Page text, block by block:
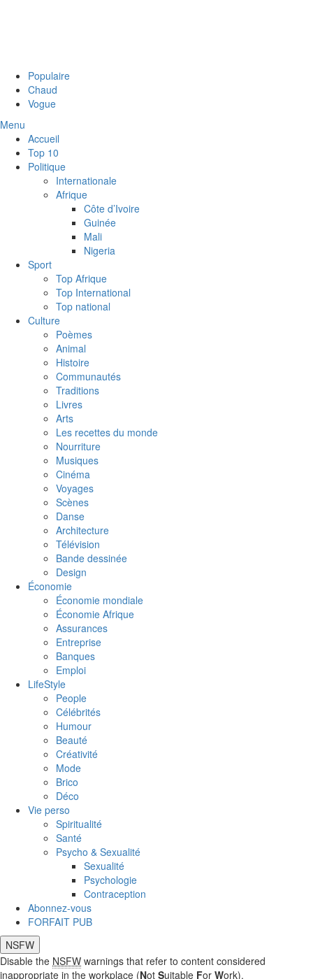
Populaire
Chaud
Vogue
Menu
Accueil
Top 10
Politique
Internationale
Afrique
Côte d’Ivoire
Guinée
Mali
Nigeria
Sport
Top Afrique
Top International
Top national
Culture
Poèmes
Animal
Histoire
Communautés
Traditions
Livres
Arts
Les recettes du monde
Nourriture
Musiques
Cinéma
Voyages
Scènes
Danse
Architecture
Télévision
Bande dessinée
Design
Économie
Économie mondiale
Économie Afrique
Assurances
Entreprise
Banques
Emploi
LifeStyle
People
Célébrités
Humour
Beauté
Créativité
Mode
Brico
Déco
Vie perso
Spiritualité
Santé
Psycho & Sexualité
Sexualité
Psychologie
Contraception
Abonnez-vous
FORFAIT PUB
NSFW
Disable the NSFW warnings that refer to content considered
inappropriate in the workplace (Not Suitable For Work).